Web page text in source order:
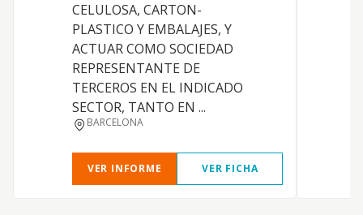
CELULOSA, CARTON-
PLASTICO Y EMBALAJES, Y
ACTUAR COMO SOCIEDAD
REPRESENTANTE DE
TERCEROS EN EL INDICADO
SECTOR, TANTO EN ...
BARCELONA
VER INFORME VER FICHA